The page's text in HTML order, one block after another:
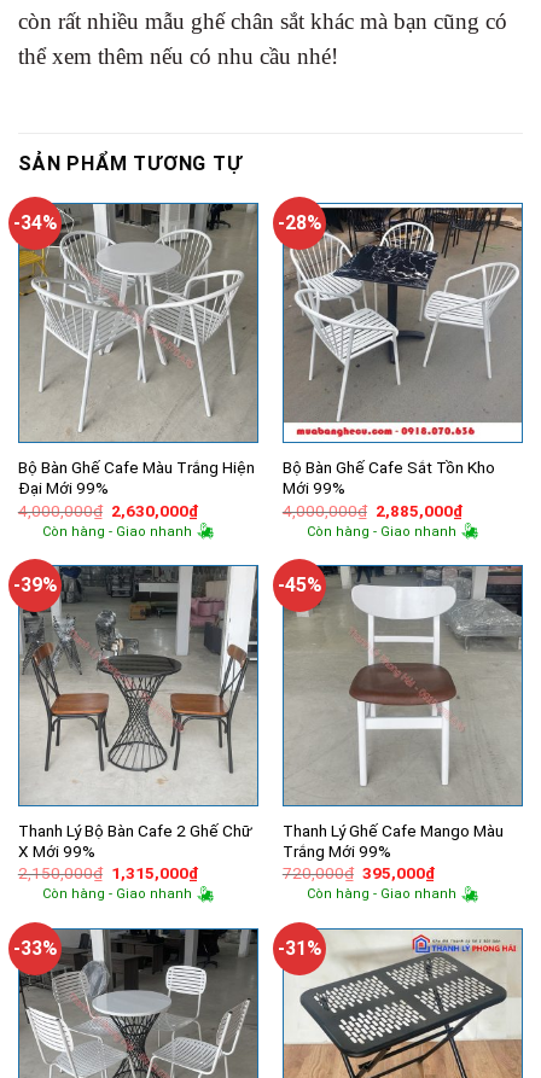
còn rất nhiều mẫu ghế chân sắt khác mà bạn cũng có
thể xem thêm nếu có nhu cầu nhé!
SẢN PHẨM TƯƠNG TỰ
-34%
Bộ Bàn Ghế Cafe Màu Trắng Hiện
Đại Mới 99%
4,000,000₫ Giá
gốc
là:
2,630,000₫Giá
hiện
tại
2,630,000₫.
Còn hàng - Giao nhanh
-28%
Bộ Bàn Ghế Cafe Sắt Tồn Kho
Mới 99%
4,000,000₫ Giá
gốc
là:
2,885,000₫Giá
hiện
tại
Còn hàng - Giao nhanh
-39%
Thanh Lý Bộ Bàn Cafe 2 Ghế Chữ
X Mới 99%
2,150,000₫ Giá
gốc
là:
1,315,000₫Giá
hiện
tại
1,315,000₫.
Còn hàng - Giao nhanh
-45%
Thanh Lý Ghế Cafe Mango Màu
Trắng Mới 99%
720,000₫ Giá
gốc
là:
395,000₫Giá
hiện
tại
395,000₫.
Còn hàng - Giao nhanh
-33% -31%